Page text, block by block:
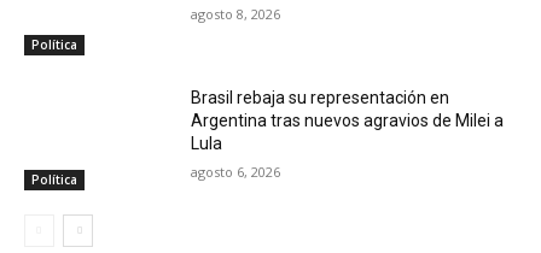
Política
agosto 8, 2026
Política
Brasil rebaja su representación en
Argentina tras nuevos agravios de Milei a
Lula
agosto 6, 2026